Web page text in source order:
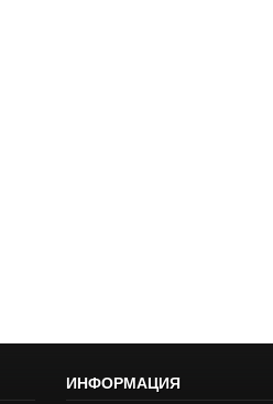
ИНФОРМАЦИЯ